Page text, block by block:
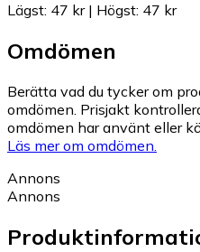
Lägst: 47 kr| Högst: 47 kr
Omdömen
Berätta vad du tycker om
omdömen. Prisjakt
omdömen har använt eller
Läs mer om omdömen.
Annons
Annons